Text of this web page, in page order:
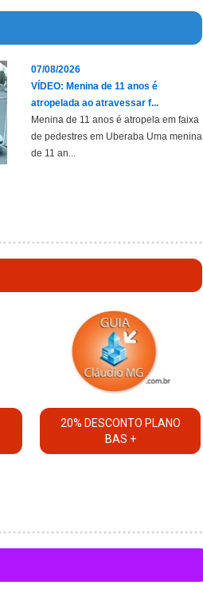
07/08/2026
VÍDEO: Menina de 11 anos é
atropelada ao atravessar f...
Menina de 11 anos é atropela em faixa
de pedestres em Uberaba Uma menina
de 11 an...
20% DESCONTO PLANO
BAS +